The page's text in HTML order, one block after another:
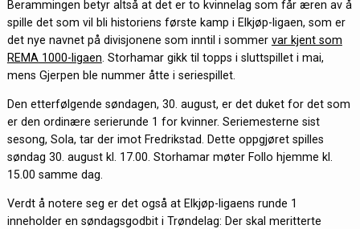
Berammingen betyr altså at det er to kvinnelag som får æren av å
spille det som vil bli historiens første kamp i Elkjøp-ligaen, som er
det nye navnet på divisjonene som inntil i sommer var kjent som
REMA 1000-ligaen . Storhamar gikk til topps i sluttspillet i mai,
mens Gjerpen ble nummer åtte i seriespillet.
Den etterfølgende søndagen, 30. august, er det duket for det som
er den ordinære serierunde 1 for kvinner. Seriemesterne sist
sesong, Sola, tar der imot Fredrikstad. Dette oppgjøret spilles
søndag 30. august kl. 17.00. Storhamar møter Follo hjemme kl.
15.00 samme dag.
Verdt å notere seg er det også at Elkjøp-ligaens runde 1
inneholder en søndagsgodbit i Trøndelag: Der skal meritterte